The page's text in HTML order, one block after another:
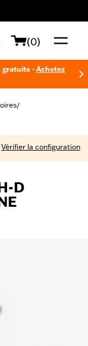
(0)
gratuits - Achetez
/
Vérifier la configuration
D